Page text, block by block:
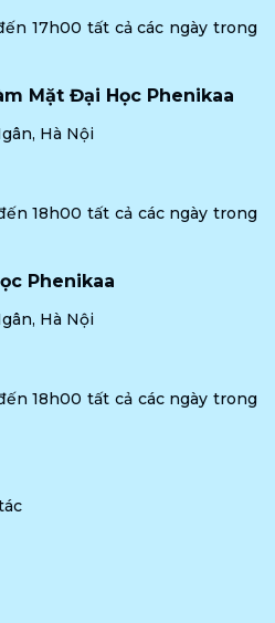
17h00 tất cả các ngày trong
Mặt Đại Học Phenikaa
Hà Nội
18h00 tất cả các ngày trong
Phenikaa
Hà Nội
18h00 tất cả các ngày trong